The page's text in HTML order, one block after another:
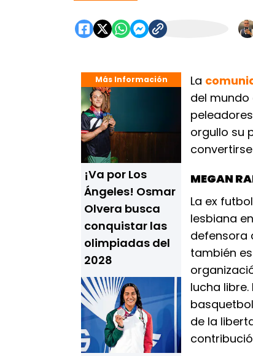
Más Información
¡Va por Los
Ángeles! Osmar
Olvera busca
conquistar las
olimpiadas del
2028
La
del
orgullo su
MEGAN
La ex
lesbiana
defensora
también
lucha
de la